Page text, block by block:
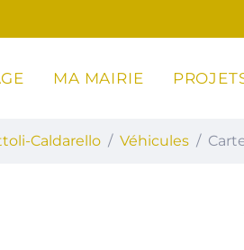
Pianottoli-Caldarello
MA MAIRIE
Caldarello Véhicules